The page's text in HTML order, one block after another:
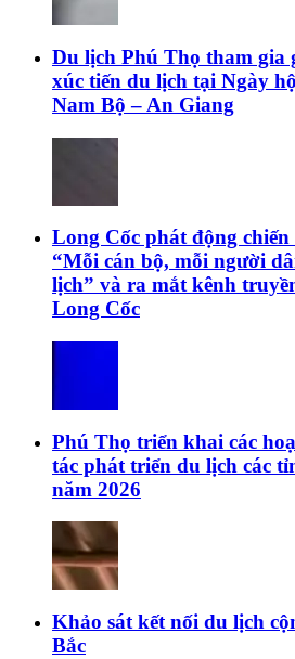
Du lịch Phú Thọ tham gia
xúc tiến du lịch tại Ngày
Nam Bộ – An Giang
Long Cốc phát động
“Mỗi cán bộ, mỗi người
lịch” và ra mắt kênh
Long Cốc
Phú Thọ triển khai các
tác phát triển du lịch các
năm 2026
Khảo sát kết nối du lịch
Bắc